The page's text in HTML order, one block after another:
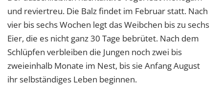
und reviertreu. Die Balz findet im Februar statt. Nach
vier bis sechs Wochen legt das Weibchen bis zu sechs
Eier, die es nicht ganz 30 Tage bebrütet. Nach dem
Schlüpfen verbleiben die Jungen noch zwei bis
zweieinhalb Monate im Nest, bis sie Anfang August
ihr selbständiges Leben beginnen.